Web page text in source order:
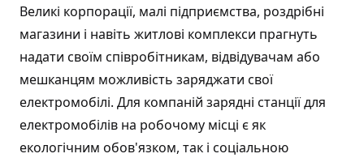
Великі корпорації, малі підприємства, роздрібні
магазини і навіть житлові комплекси прагнуть
надати своїм співробітникам, відвідувачам або
мешканцям можливість заряджати свої
електромобілі. Для компаній зарядні станції для
електромобілів на робочому місці є як
екологічним обов'язком, так і соціальною